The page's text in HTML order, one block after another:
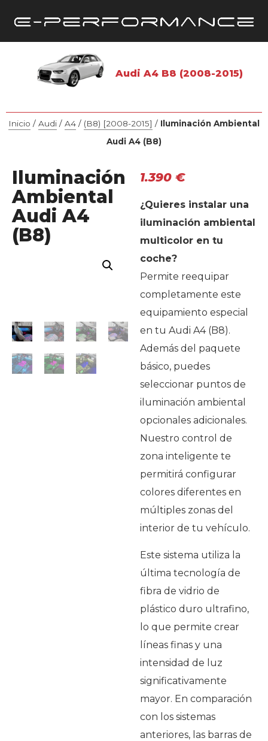
Audi A4 B8 (2008-2015)
Inicio / Audi / A4 / (B8) [2008-2015] / Iluminación Ambiental
Audi A4 (B8)
Iluminación
Ambiental
Audi A4
(B8)
1.390 €
¿Quieres instalar una
iluminación ambiental
multicolor en tu
coche?
Permite reequipar
completamente este
equipamiento especial
en tu Audi A4 (B8).
Además del paquete
básico, puedes
seleccionar puntos de
iluminación ambiental
opcionales adicionales.
Nuestro control de
zona inteligente te
permitirá configurar
colores diferentes en
múltiples zonas del
interior de tu vehículo.
Este sistema utiliza la
última tecnología de
fibra de vidrio de
plástico duro ultrafino,
lo que permite crear
líneas finas y una
intensidad de luz
significativamente
mayor. En comparación
con los sistemas
anteriores, las barras de